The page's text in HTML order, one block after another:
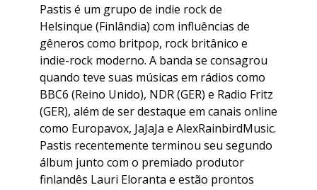
Pastis é um grupo de indie rock de
Helsinque (Finlândia) com influências de
gêneros como britpop, rock britânico e
indie-rock moderno. A banda se consagrou
quando teve suas músicas em rádios como
BBC6 (Reino Unido), NDR (GER) e Radio Fritz
(GER), além de ser destaque em canais online
como Europavox, JaJaJa e AlexRainbirdMusic.
Pastis recentemente terminou seu segundo
álbum junto com o premiado produtor
finlandês Lauri Eloranta e estão prontos